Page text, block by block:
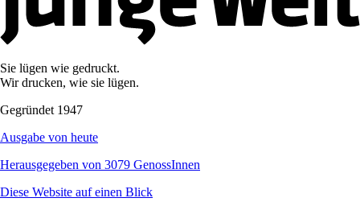
Sie lügen wie gedruckt.
Wir drucken, wie sie lügen.
Gegründet 1947
Ausgabe von heute
Herausgegeben von 3079 GenossInnen
Diese Website auf einen Blick